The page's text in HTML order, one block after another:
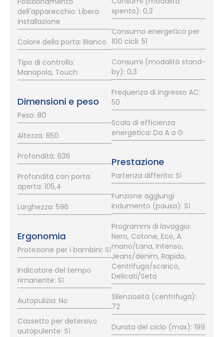
dell'apparecchio: Libera
installazione
Colore della porta: Bianco
Tipo di controllo:
Manopola, Touch
Dimensioni e peso
Peso: 80
Altezza: 850
Profondità: 636
Profondità con porta
aperta: 105,4
Larghezza: 596
Ergonomia
Protezione per i bambini: Sì
Indicatore del tempo
rimanente: Sì
Autopulizia: No
Cassetto per detersivo
autopulente: Sì
spento): 0,3
Consumo energetico per
100 cicli: 51
Consumi (modalità stand-
by): 0,3
Frequenza di ingresso AC:
50
Scala di efficienza
energetica: Da A a G
Prestazione
Partenza differita: Sì
Funzione aggiungi
indumento (pausa): Sì
Programmi di lavaggio:
Nero, Cotone, Eco, A
mano/Lana, Intenso,
Jeans/denim, Rapido,
Centrifuga/scarico,
Delicati/Seta
Silenziosità (centrifuga):
72
Durata del ciclo (max): 199